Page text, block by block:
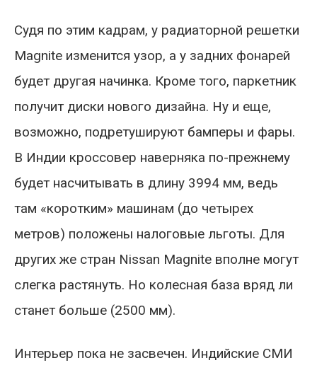
Судя по этим кадрам, у радиаторной решетки
Magnite изменится узор, а у задних фонарей
будет другая начинка. Кроме того, паркетник
получит диски нового дизайна. Ну и еще,
возможно, подретушируют бамперы и фары.
В Индии кроссовер наверняка по-прежнему
будет насчитывать в длину 3994 мм, ведь
там «коротким» машинам (до четырех
метров) положены налоговые льготы. Для
других же стран Nissan Magnite вполне могут
слегка растянуть. Но колесная база вряд ли
станет больше (2500 мм).
Интерьер пока не засвечен. Индийские СМИ